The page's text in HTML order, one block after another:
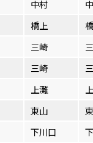
中村
橋上
三崎
三崎
上灘
東山
下川口